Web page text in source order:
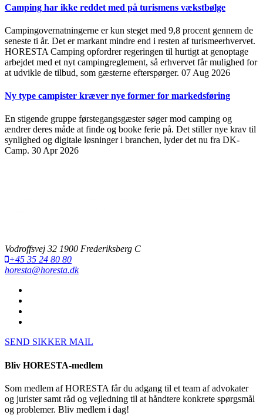
Camping har ikke reddet med på turismens vækstbølge
Campingovernatningerne er kun steget med 9,8 procent gennem de
seneste ti år. Det er markant mindre end i resten af turismeerhvervet.
HORESTA Camping opfordrer regeringen til hurtigt at genoptage
arbejdet med et nyt campingreglement, så erhvervet får mulighed for
at udvikle de tilbud, som gæsterne efterspørger. 07 Aug 2026
Ny type campister kræver nye former for markedsføring
En stigende gruppe førstegangsgæster søger mod camping og
ændrer deres måde at finde og booke ferie på. Det stiller nye krav til
synlighed og digitale løsninger i branchen, lyder det nu fra DK-
Camp. 30 Apr 2026
Vodroffsvej 32 1900 Frederiksberg C
+45 35 24 80 80
horesta@horesta.dk
SEND SIKKER MAIL
Bliv HORESTA-medlem
Som medlem af HORESTA får du adgang til et team af advokater
og jurister samt råd og vejledning til at håndtere konkrete spørgsmål
og problemer. Bliv medlem i dag!